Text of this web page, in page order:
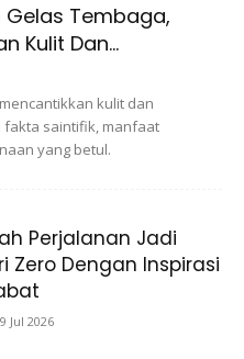
Gelas Tembaga,
Kulit Dan...
kulit dan
fakta saintifik, manfaat
yang betul.
Perjalanan Jadi
Zero Dengan Inspirasi
Jul 2026